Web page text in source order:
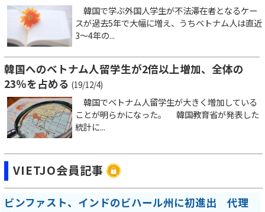
韓国で学ぶ外国人学生が不法滞在者となるケー
スが過去5年で大幅に増え、うちベトナム人は直近
3～4年の...
韓国へのベトナム人留学生が2倍以上増加、全体の
23％を占める (19/12/4)
韓国でベトナム人留学生が大きく増加している
ことが明らかになった。 韓国教育省が発表した
統計に...
VIETJO会員記事
ビンファスト、インドのビハール州に初進出 代理